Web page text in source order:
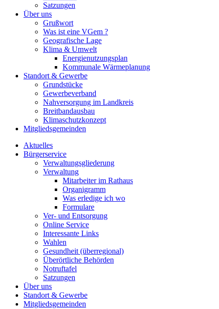
Satzungen
Über uns
Grußwort
Was ist eine VGem ?
Geografische Lage
Klima & Umwelt
Energienutzungsplan
Kommunale Wärmeplanung
Standort & Gewerbe
Grundstücke
Gewerbeverband
Nahversorgung im Landkreis
Breitbandausbau
Klimaschutzkonzept
Mitgliedsgemeinden
Aktuelles
Bürgerservice
Verwaltungsgliederung
Verwaltung
Mitarbeiter im Rathaus
Organigramm
Was erledige ich wo
Formulare
Ver- und Entsorgung
Online Service
Interessante Links
Wahlen
Gesundheit (überregional)
Überörtliche Behörden
Notruftafel
Satzungen
Über uns
Standort & Gewerbe
Mitgliedsgemeinden